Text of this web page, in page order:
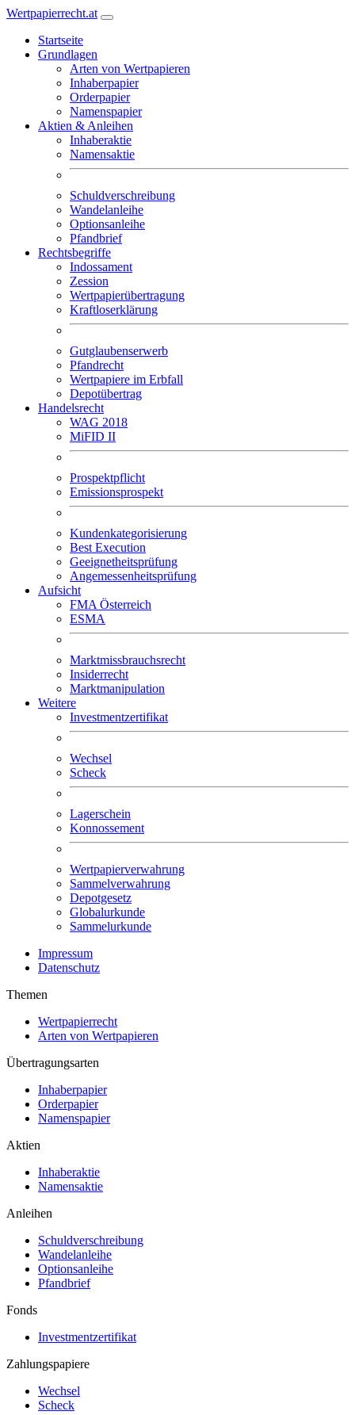
Wertpapierrecht.at
Startseite
Grundlagen
Arten von Wertpapieren
Inhaberpapier
Orderpapier
Namenspapier
Aktien & Anleihen
Inhaberaktie
Namensaktie
Schuldverschreibung
Wandelanleihe
Optionsanleihe
Pfandbrief
Rechtsbegriffe
Indossament
Zession
Wertpapierübertragung
Kraftloserklärung
Gutglaubenserwerb
Pfandrecht
Wertpapiere im Erbfall
Depotübertrag
Handelsrecht
WAG 2018
MiFID II
Prospektpflicht
Emissionsprospekt
Kundenkategorisierung
Best Execution
Geeignetheitsprüfung
Angemessenheitsprüfung
Aufsicht
FMA Österreich
ESMA
Marktmissbrauchsrecht
Insiderrecht
Marktmanipulation
Weitere
Investmentzertifikat
Wechsel
Scheck
Lagerschein
Konnossement
Wertpapierverwahrung
Sammelverwahrung
Depotgesetz
Globalurkunde
Sammelurkunde
Impressum
Datenschutz
Themen
Wertpapierrecht
Arten von Wertpapieren
Übertragungsarten
Inhaberpapier
Orderpapier
Namenspapier
Aktien
Inhaberaktie
Namensaktie
Anleihen
Schuldverschreibung
Wandelanleihe
Optionsanleihe
Pfandbrief
Fonds
Investmentzertifikat
Zahlungspapiere
Wechsel
Scheck